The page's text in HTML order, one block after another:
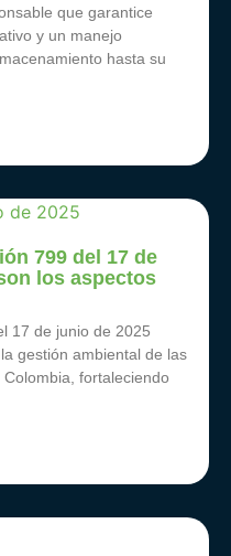
que garantice
y un manejo
hasta su
799 del 17 de
los aspectos
17 de junio de 2025
gestión ambiental de las
fortaleciendo